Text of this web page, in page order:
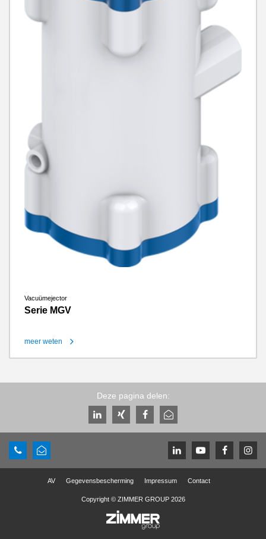
Vacuümejector
Serie MGV
meer weten
Deze pagina delen:
AV Gegevensbescherming Impressum Contact
Copyright © ZIMMER GROUP 2026